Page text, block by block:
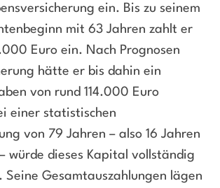
ein. Bis zu seinem
mit 63 Jahren zahlt er
Euro ein. Nach Prognosen
hätte er bis dahin ein
von rund 114.000 Euro
einer statistischen
von 79 Jahren – also 16 Jahren
würde dieses Kapital vollständig
Gesamtauszahlungen lägen